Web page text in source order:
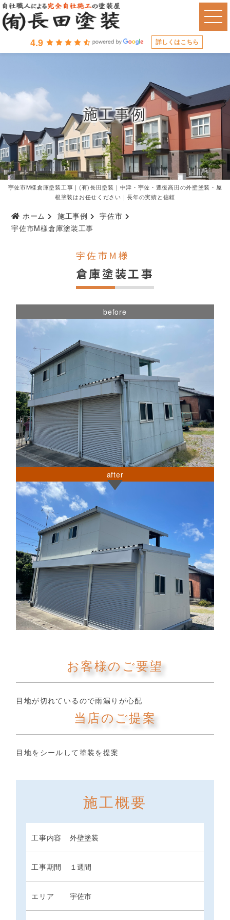
4.9 詳しくはこちら
施工事例
宇佐市M様倉庫塗装工事｜(有)長田塗装｜中津・宇佐・豊後高田の外壁塗装・屋
根塗装はお任せください｜長年の実績と信頼
ホーム 施工事例
宇佐市
宇佐市M様倉庫塗装工事
宇佐市M様
倉庫塗装工事
before
after
お客様のご要望
目地が切れているので雨漏りが心配
当店のご提案
目地をシールして塗装を提案
施工概要
工事内容 外壁塗装
工事期間 １週間
エリア 宇佐市